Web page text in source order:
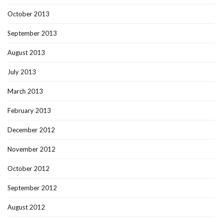
October 2013
September 2013
August 2013
July 2013
March 2013
February 2013
December 2012
November 2012
October 2012
September 2012
August 2012